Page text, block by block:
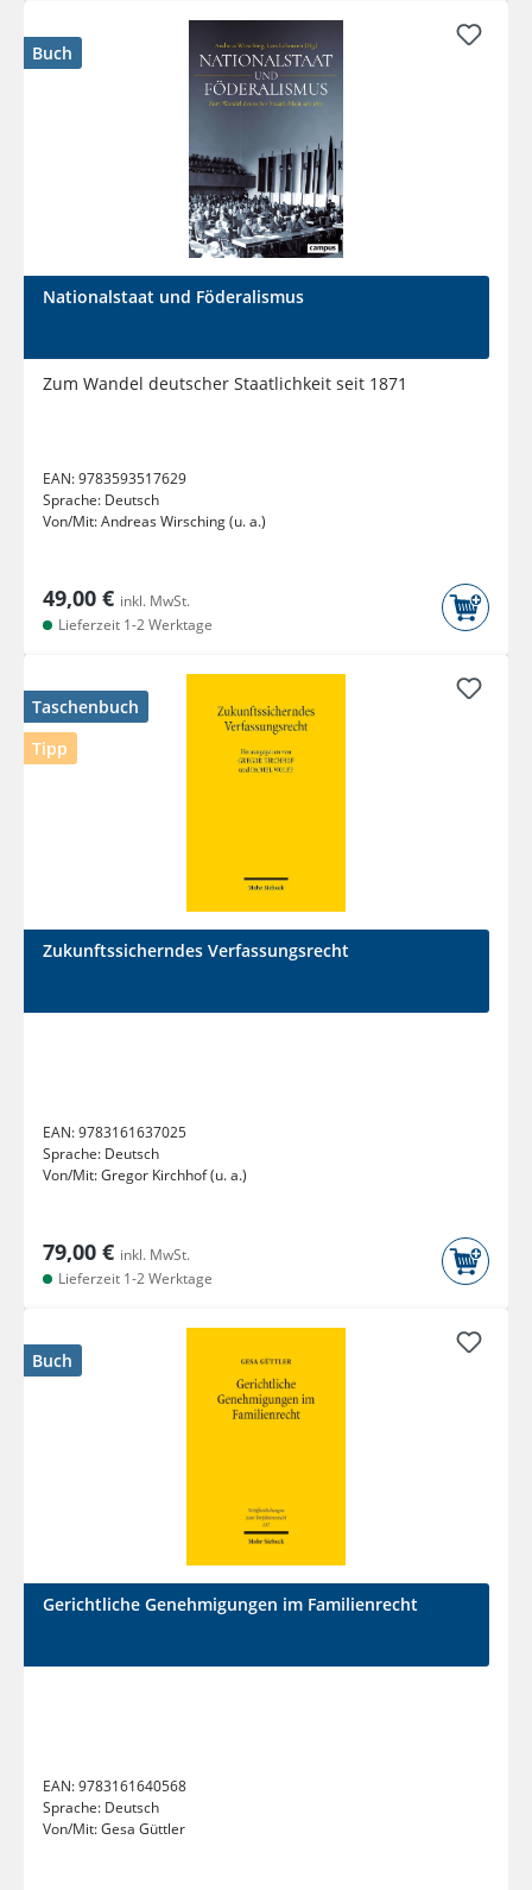
Buch
Nationalstaat und Föderalismus
Zum Wandel deutscher Staatlichkeit seit 1871
EAN:9783593517629
Sprache: Deutsch
Von/Mit:Andreas Wirsching (u. a.)
49,00 € inkl. MwSt.
Lieferzeit 1-2 Werktage
Taschenbuch
Tipp
Zukunftssicherndes Verfassungsrecht
EAN:9783161637025
Sprache: Deutsch
Von/Mit:Gregor Kirchhof (u. a.)
79,00 € inkl. MwSt.
Lieferzeit 1-2 Werktage
Buch
Gerichtliche Genehmigungen im Familienrecht
EAN:9783161640568
Sprache: Deutsch
Von/Mit:Gesa Güttler